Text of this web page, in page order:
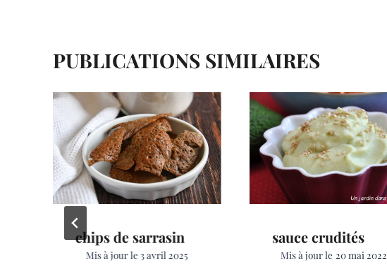
PUBLICATIONS SIMILAIRES
chips de sarrasin
Mis à jour le3 avril 2025
sauce crudités
Mis à jour le 20 mai 2022